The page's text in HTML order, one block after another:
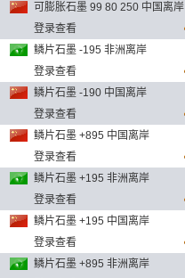
可膨胀石墨 99 80 250 中国离岸
登录查看
鳞片石墨 -195 非洲离岸
登录查看
鳞片石墨 -190 中国离岸
登录查看
鳞片石墨 +895 中国离岸
登录查看
鳞片石墨 +195 非洲离岸
登录查看
鳞片石墨 +195 中国离岸
登录查看
鳞片石墨 +895 非洲离岸